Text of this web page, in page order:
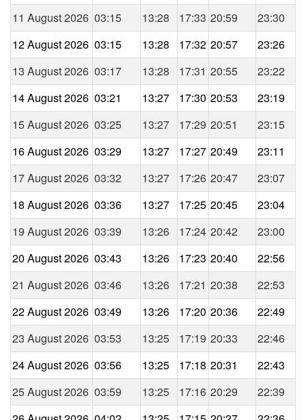
11 August 2026 03:15 13:28 17:33 20:59
23:30
12 August 2026 03:15 13:28 17:32 20:57
23:26
13 August 2026 03:17 13:28 17:31 20:55
23:22
14 August 2026 03:21 13:27 17:30 20:53
23:19
15 August 2026 03:25 13:27 17:29 20:51
23:15
16 August 2026 03:29 13:27 17:27 20:49
23:11
17 August 2026 03:32 13:27 17:26 20:47
23:07
18 August 2026 03:36 13:27 17:25 20:45
23:04
19 August 2026 03:39 13:26 17:24 20:42
23:00
20 August 2026 03:43 13:26 17:23 20:40
22:56
21 August 2026 03:46 13:26 17:21 20:38
22:53
22 August 2026 03:49 13:26 17:20 20:36
22:49
23 August 2026 03:53 13:25 17:19 20:33
22:46
24 August 2026 03:56 13:25 17:18 20:31
22:43
25 August 2026 03:59 13:25 17:16 20:29
22:39